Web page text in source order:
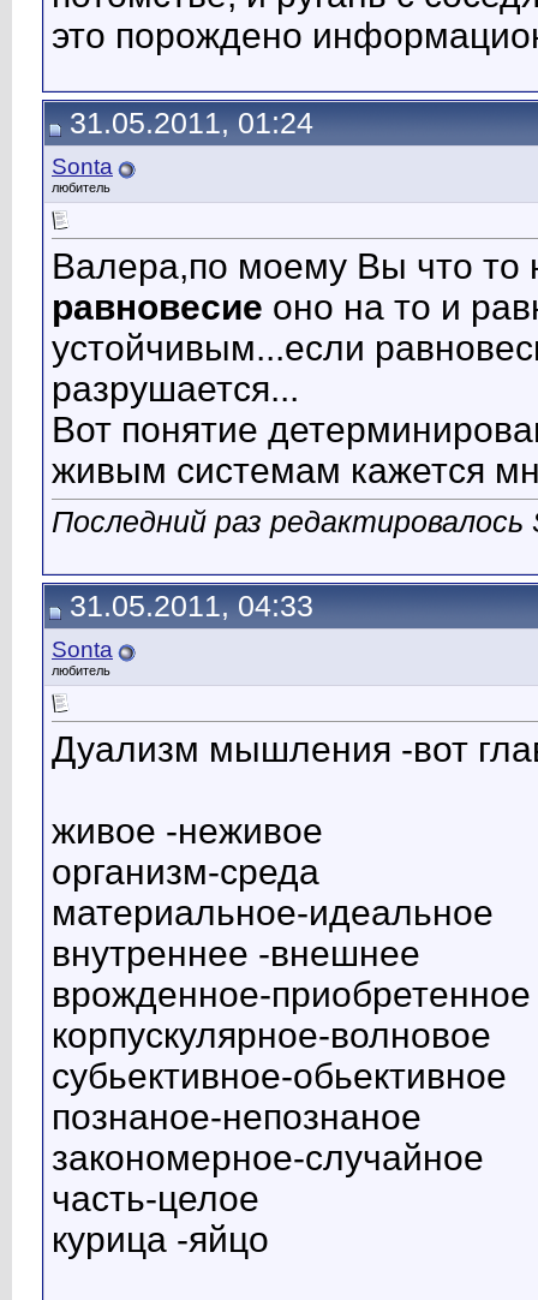
это порождено
31.05.2011, 01:24
Sonta
любитель
Валера,по моему Вы что то
равновесие оно на то и
устойчивым...если
разрушается...
Вот понятие
живым системам кажется
Последний раз
31.05.2011, 04:33
Sonta
любитель
Дуализм мышления -вот
живое -неживое
организм-среда
материальное-идеальное
внутреннее -внешнее
врожденное-приобретенное
корпускулярное-волновое
субьективное-обьективное
познаное-непознаное
закономерное-случайное
часть-целое
курица -яйцо